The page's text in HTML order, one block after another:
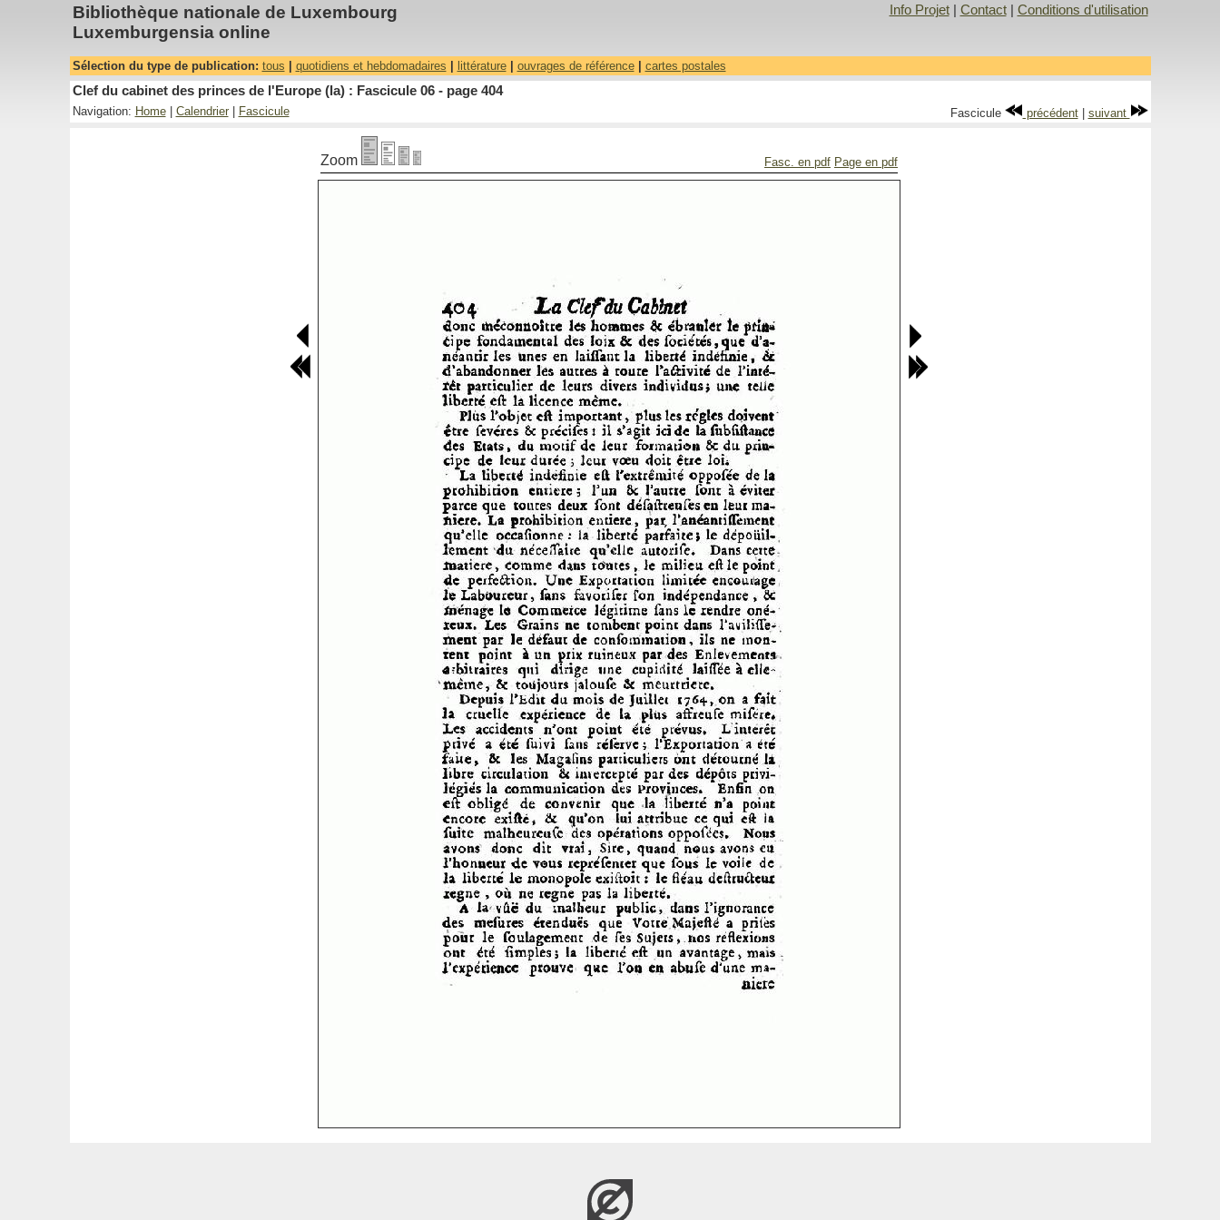
Bibliothèque nationale de Luxembourg
Luxemburgensia online
Info Projet| Contact| Conditions d'utilisation
Sélection du type de publication: tous quotidiens et hebdomadaires littérature| ouvrages de référence| cartes postales
Clef du cabinet des princes de l'Europe (la) : Fascicule 06 - page 404
Navigation: Home| Calendrier| Fascicule Fascicule précédent| suivant
Zoom Fasc. en pdf Page en pdf